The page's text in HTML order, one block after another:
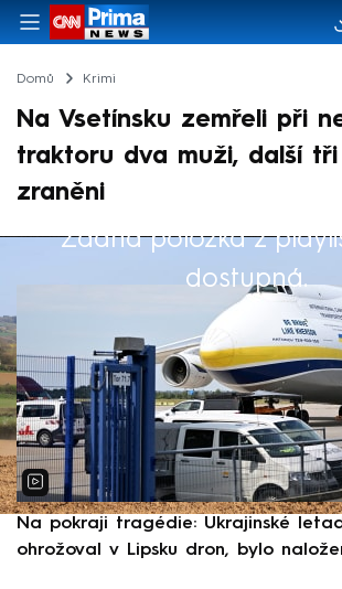
Domů Krimi
Na Vsetínsku zemřeli při
traktoru dva muži, další
zraněni
Žádná položka z
dostupná.
Výběr redakce
Na pokraji tragédie: Ukrajinské
ohrožoval v Lipsku dron, bylo